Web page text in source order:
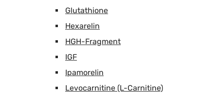
Glutathione
Hexarelin
HGH-Fragment
IGF
Ipamorelin
Levocarnitine (L-Carnitine)